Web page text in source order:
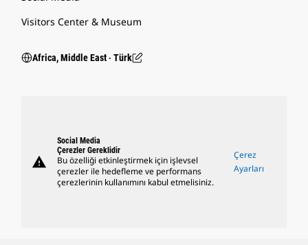
Visitors Center & Museum
Africa, Middle East ‧ Türk
warning
Social Media
Çerezler Gereklidir
Bu özelliği etkinleştirmek için işlevsel
çerezler ile hedefleme ve performans
çerezlerinin kullanımını kabul etmelisiniz.
Çerez
Ayarları